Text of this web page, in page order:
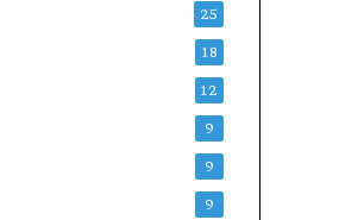
25
18
12
9
9
9